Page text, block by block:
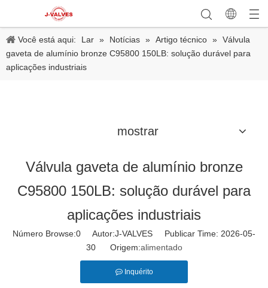
Você está aqui: Lar » Notícias » Artigo técnico » Válvula
gaveta de alumínio bronze C95800 150LB: solução durável para
aplicações industriais
mostrar
Válvula gaveta de alumínio bronze
C95800 150LB: solução durável para
aplicações industriais
Número Browse:0 Autor:J-VALVES Publicar Time: 2026-05-
30 Origem:alimentado
Inquérito